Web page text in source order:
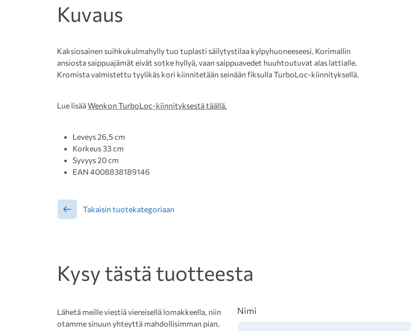
Kuvaus
Kaksiosainen suihkukulmahylly tuo tuplasti säilytystilaa kylpyhuoneeseesi. Korimallin
ansiosta saippuajämät eivät sotke hyllyä, vaan saippuavedet huuhtoutuvat alas lattialle.
Kromista valmistettu tyylikäs kori kiinnitetään seinään fiksulla TurboLoc-kiinnityksellä.
Lue lisääWenkon TurboLoc-kiinnityksestä täällä.
Leveys 26,5 cm
Korkeus 33 cm
Syvyys 20 cm
EAN 4008838189146
Takaisin tuotekategoriaan
Kysy tästä tuotteesta
Lähetä meille viestiä viereisellä lomakkeella, niin
otamme sinuun yhteyttä mahdollisimman pian.
Nimi